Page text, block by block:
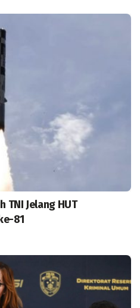
TNI Jelang HUT
81